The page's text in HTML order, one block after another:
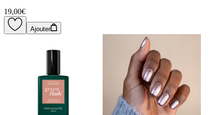
19,00€
Ajouter